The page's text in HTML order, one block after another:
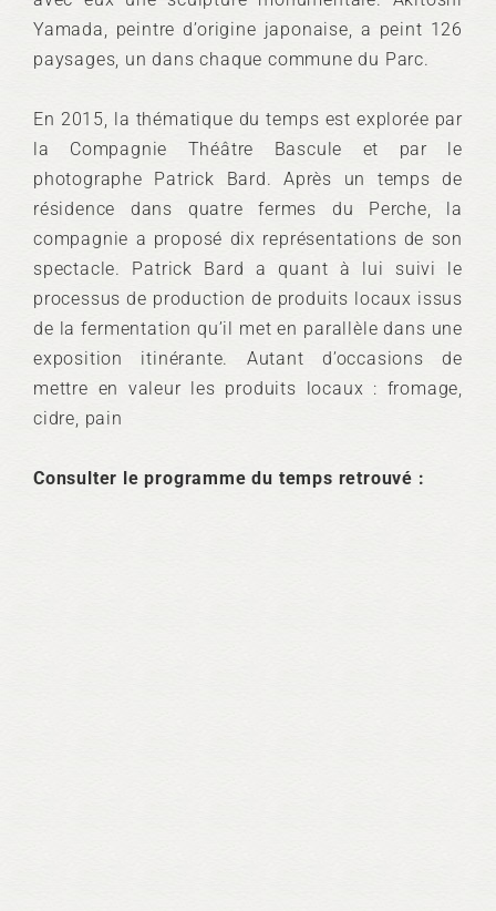
Yamada, peintre d’origine japonaise, a peint 126
paysages, un dans chaque commune du Parc.
En 2015, la thématique du temps est explorée par
la Compagnie Théâtre Bascule et par le
photographe Patrick Bard. Après un temps de
résidence dans quatre fermes du Perche, la
compagnie a proposé dix représentations de son
spectacle. Patrick Bard a quant à lui suivi le
processus de production de produits locaux issus
de la fermentation qu’il met en parallèle dans une
exposition itinérante. Autant d’occasions de
mettre en valeur les produits locaux : fromage,
cidre, pain
Consulter le programme du temps retrouvé :